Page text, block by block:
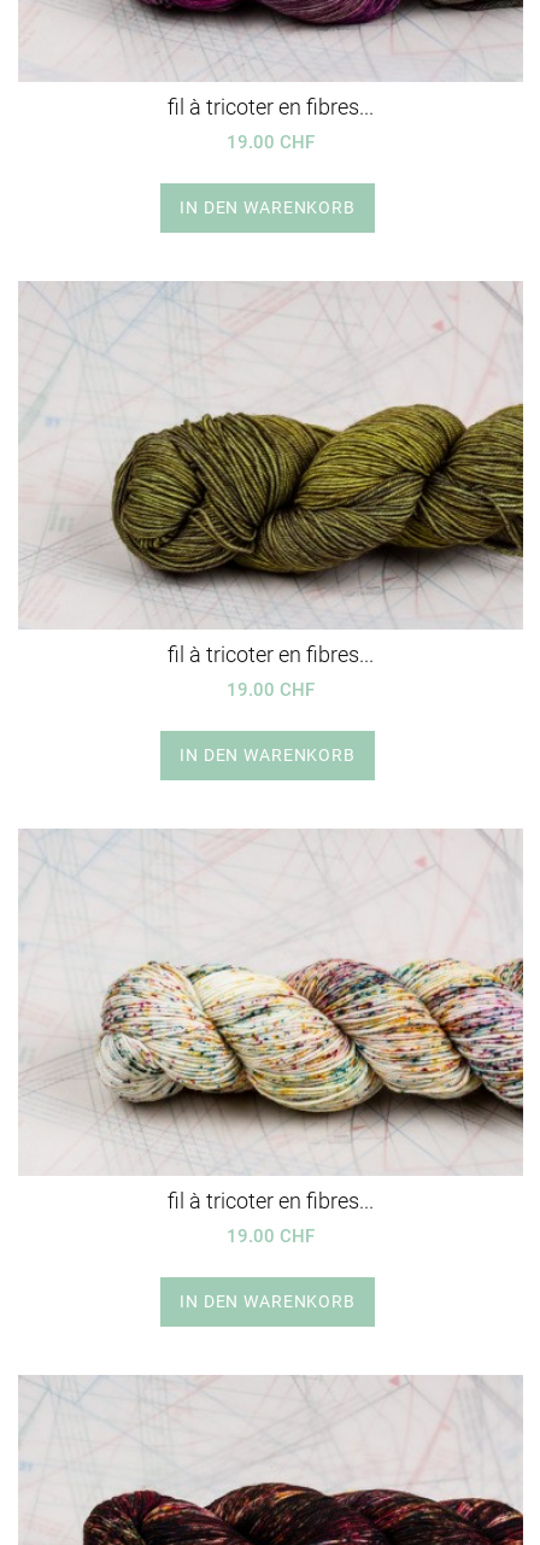
fil à tricoter en fibres...
19.00 CHF
IN DEN WARENKORB
fil à tricoter en fibres...
19.00 CHF
IN DEN WARENKORB
fil à tricoter en fibres...
19.00 CHF
IN DEN WARENKORB